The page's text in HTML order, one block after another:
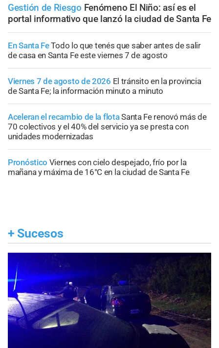
Gestión de Riesgo Fenómeno El Niño: así es el
portal informativo que lanzó la ciudad de Santa Fe
En Santa FeTodo lo que tenés que saber antes de salir
de casa en Santa Fe este viernes 7 de agosto
Viernes 7 de agosto de 2026 El tránsito en la provincia
de Santa Fe; la información minuto a minuto
Aceleran el recambio de la flotaSanta Fe renovó más de
70 colectivos y el 40% del servicio ya se presta con
unidades modernizadas
Pronóstico Viernes con cielo despejado, frío por la
mañana y máxima de 16°C en la ciudad de Santa Fe
+ Sucesos